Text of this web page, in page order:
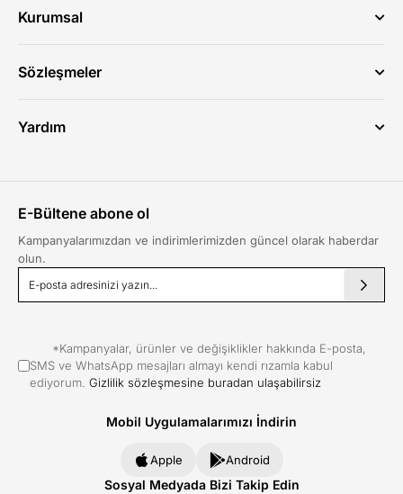
Kurumsal
İletişim
Sözleşmeler
Kullanım Koşulları
Mesafeli Satış Sözleşmesi
Yardım
Favorilerim
Kargom Nerede?
İptal ve İade
E-Bültene abone ol
Kampanyalarımızdan ve indirimlerimizden güncel olarak haberdar
olun.
*Kampanyalar, ürünler ve değişiklikler hakkında E-posta,
SMS ve WhatsApp mesajları almayı kendi rızamla kabul
ediyorum. Gizlilik sözleşmesine buradan ulaşabilirsiz
Mobil Uygulamalarımızı İndirin
Apple Android
Sosyal Medyada Bizi Takip Edin